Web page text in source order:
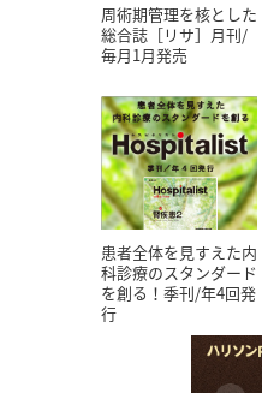
周術期管理を核とした
総合誌［リサ］月刊/
毎月1月発売
患者全体を見すえた内
科診療のスタンダード
を創る！季刊/年4回発
行